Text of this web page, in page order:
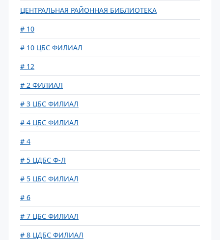
ЦЕНТРАЛЬНАЯ РАЙОННАЯ БИБЛИОТЕКА
# 10
# 10 ЦБС ФИЛИАЛ
# 12
# 2 ФИЛИАЛ
# 3 ЦБС ФИЛИАЛ
# 4 ЦБС ФИЛИАЛ
# 4
# 5 ЦДБС Ф-Л
# 5 ЦБС ФИЛИАЛ
# 6
# 7 ЦБС ФИЛИАЛ
# 8 ЦДБС ФИЛИАЛ